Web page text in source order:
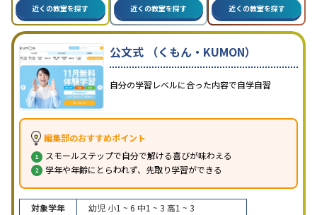
近くの教室を探す 近くの教室を探す 近くの教室を探す
公文式 （くもん・KUMON）
自分の学習レベルに合った内容で自学自習
編集部のおすすめポイント
スモールステップで自分で解ける喜びが味わえる
学年や年齢にとらわれず、先取り学習ができる
対象学年 幼児 小1 ~ 6 中1 ~ 3 高1 ~ 3